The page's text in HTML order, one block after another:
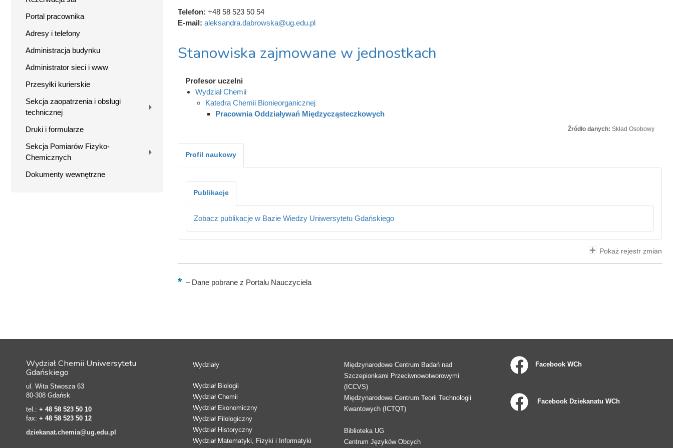
Portal pracownika
Adresy i telefony
Administracja budynku
Administrator sieci i www
Przesyłki kurierskie
Sekcja zaopatrzenia i obsługi
technicznej
Druki i formularze
Sekcja Pomiarów Fizyko-
Chemicznych
Dokumenty wewnętrzne
Telefon: +48 58 523 50 54
E-mail: aleksandra.dabrowska@ug.edu.pl
Stanowiska zajmowane w jednostkach
Profesor uczelni
Wydział Chemii
Katedra Chemii Bionieorganicznej
Pracownia Oddziaływań Międzycząsteczkowych
Źródło danych: Skład Osobowy
Profil naukowy
Publikacje
Zobacz publikacje w Bazie Wiedzy Uniwersytetu Gdańskiego
Pokaż rejestr zmian
–Dane pobrane z Portalu Nauczyciela
Wydział Chemii Uniwersytetu
Gdańskiego
ul. Wita Stwosza 63
80-308 Gdańsk
tel.: + 48 58 523 50 10
fax: + 48 58 523 50 12
dziekanat.chemia@ug.edu.pl
Wydziały
Wydział Biologii
Wydział Chemii
Wydział Ekonomiczny
Wydział Filologiczny
Wydział Historyczny
Wydział Matematyki, Fizyki i Informatyki
Międzynarodowe Centrum Badań nad
Szczepionkami Przeciwnowotworowymi
(ICCVS)
Międzynarodowe Centrum Teorii Technologii
Kwantowych (ICTQT)
Biblioteka UG
Centrum Języków Obcych
Facebook WCh
Facebook Dziekanatu WCh